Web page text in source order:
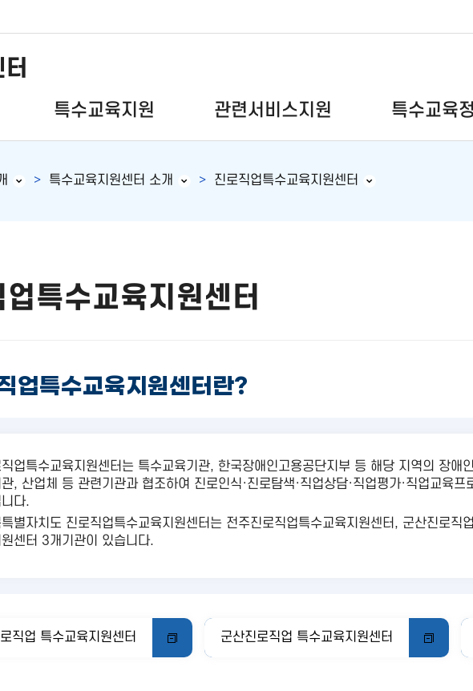
특수교육지원 관련서비스지원 특수교육
특수교육지원센터 소개 진로직업특수교육지원센터
특수교육지원센터
업특수교육지원센터란?
업특수교육지원센터는 특수교육기관, 한국장애인고용공단지부 등 해당 지역의 장애
, 산업체 등 관련기관과 협조하여 진로인식·진로탐색·직업상담·직업평가·직업교육프
다.
별자치도 진로직업특수교육지원센터는 전주진로직업특수교육지원센터, 군산진로직
센터 3개기관이 있습니다.
직업 특수교육지원센터 군산진로직업 특수교육지원센터